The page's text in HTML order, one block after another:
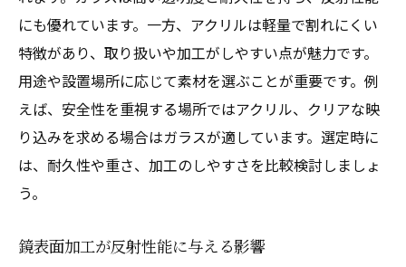
にも優れています。一方、アクリルは軽量で割れにくい
特徴があり、取り扱いや加工がしやすい点が魅力です。
用途や設置場所に応じて素材を選ぶことが重要です。例
えば、安全性を重視する場所ではアクリル、クリアな映
り込みを求める場合はガラスが適しています。選定時に
は、耐久性や重さ、加工のしやすさを比較検討しましょ
う。
鏡表面加工が反射性能に与える影響